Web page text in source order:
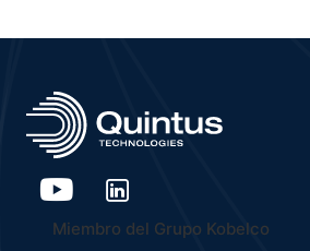
Miembro del Grupo Kobelco